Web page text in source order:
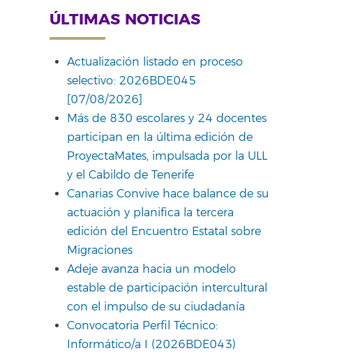
ÚLTIMAS NOTICIAS
Actualización listado en proceso
selectivo: 2026BDE045
[07/08/2026]
Más de 830 escolares y 24 docentes
participan en la última edición de
ProyectaMates, impulsada por la ULL
y el Cabildo de Tenerife
Canarias Convive hace balance de su
actuación y planifica la tercera
edición del Encuentro Estatal sobre
Migraciones
Adeje avanza hacia un modelo
estable de participación intercultural
con el impulso de su ciudadanía
Convocatoria Perfil Técnico:
Informático/a I (2026BDE043)